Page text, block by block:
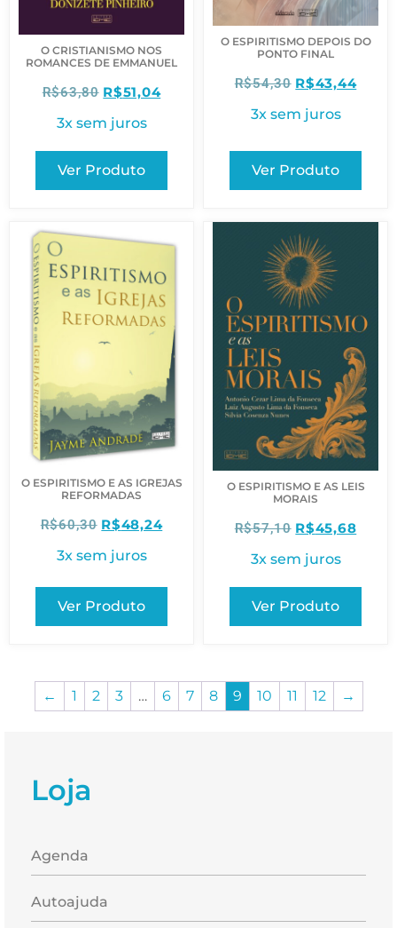
Loja
Agenda
Autoajuda
O CRISTIANISMO NOS
ROMANCES DE EMMANUEL
R$63,80 R$51,04
3x sem juros
Ver Produto
O ESPIRITISMO DEPOIS DO
PONTO FINAL
R$54,30 R$43,44
3x sem juros
Ver Produto
O ESPIRITISMO E AS IGREJAS
REFORMADAS
R$60,30 R$48,24
3x sem juros
Ver Produto
O ESPIRITISMO E AS LEIS
MORAIS
R$57,10 R$45,68
3x sem juros
Ver Produto
← 1 2 3 … 6 7 8 9 10 11 12 →